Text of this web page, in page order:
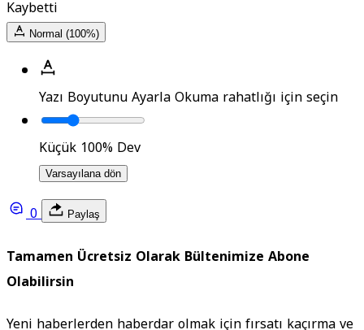
Kaybetti
Normal (100%)
Yazı Boyutunu AyarlaOkuma rahatlığı için seçin
Küçük 100%Dev
Varsayılana dön
0 Paylaş
Tamamen Ücretsiz Olarak Bültenimize Abone
Olabilirsin
Yeni haberlerden haberdar olmak için fırsatı kaçırma ve